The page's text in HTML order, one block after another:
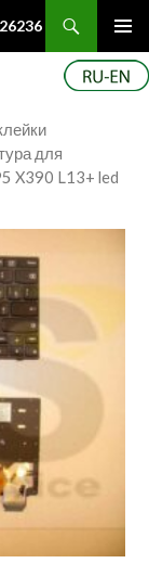
для
X390 L13+ led